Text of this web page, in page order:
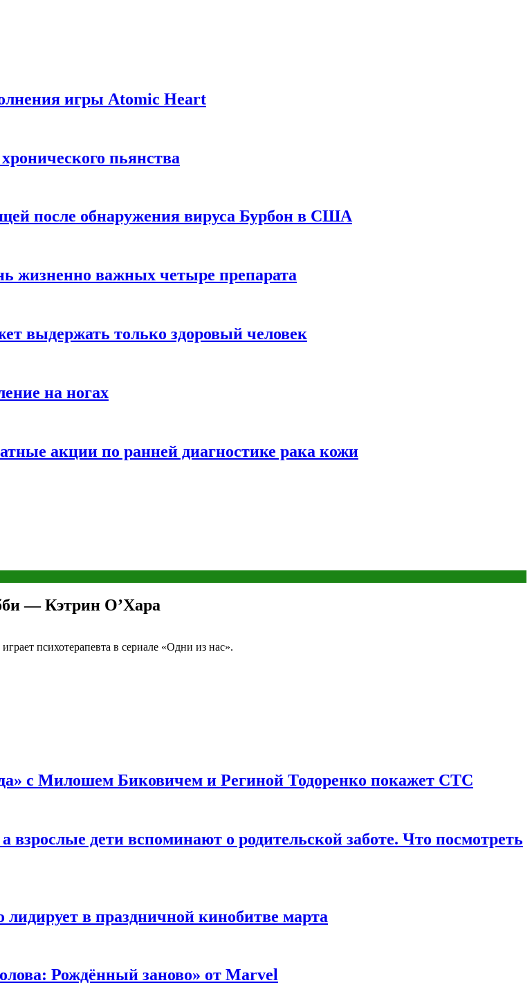
игры Atomic Heart
пьянства
после обнаружения вируса Бурбон в США
жизненно важных четыре препарата
выдержать только здоровый человек
на ногах
акции по ранней диагностике рака кожи
— Кэтрин О’Хара
психотерапевта в сериале «Одни из нас».
с Милошем Биковичем и Региной Тодоренко покажет СТС
дети вспоминают о родительской заботе. Что посмотреть
в праздничной кинобитве марта
Рождённый заново» от Marvel